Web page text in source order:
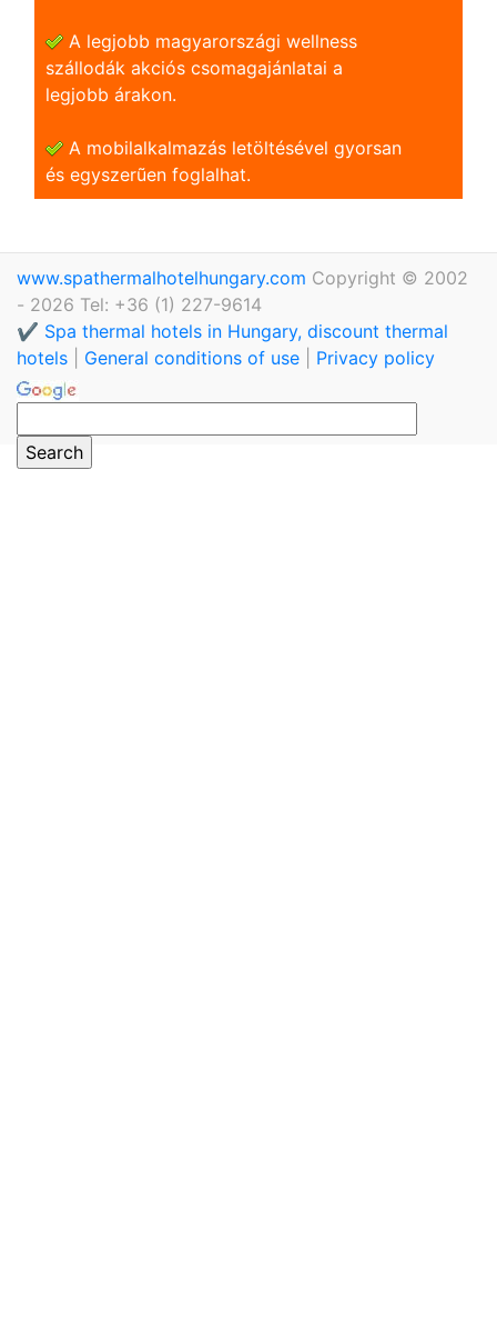
A legjobb magyarországi wellness
szállodák akciós csomagajánlatai a
legjobb árakon.
A mobilalkalmazás letöltésével gyorsan
és egyszerũen foglalhat.
www.spathermalhotelhungary.com Copyright © 2002
- 2026 Tel: +36 (1) 227-9614
✔️ Spa thermal hotels in Hungary, discount thermal
hotels
General conditions of use Privacy policy